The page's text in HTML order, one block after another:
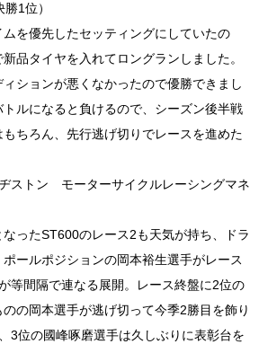
1位）
ムを優先したセッティングにしていたの
品タイヤを入れてロングランしました。
ションが悪くなかったので優勝できまし
ルになると負けるので、シーズン後半戦
ちろん、先行逃げ切りでレースを進めた
ストン モーターサイクルレーシングマネ
なったST600のレース2も天気が持ち、ドラ
ールポジションの岡本裕生選手がレース
等間隔で連なる展開。レース終盤に2位の
の岡本選手が逃げ切って今季2勝目を飾り
3位の國峰啄磨選手は久しぶりに表彰台を